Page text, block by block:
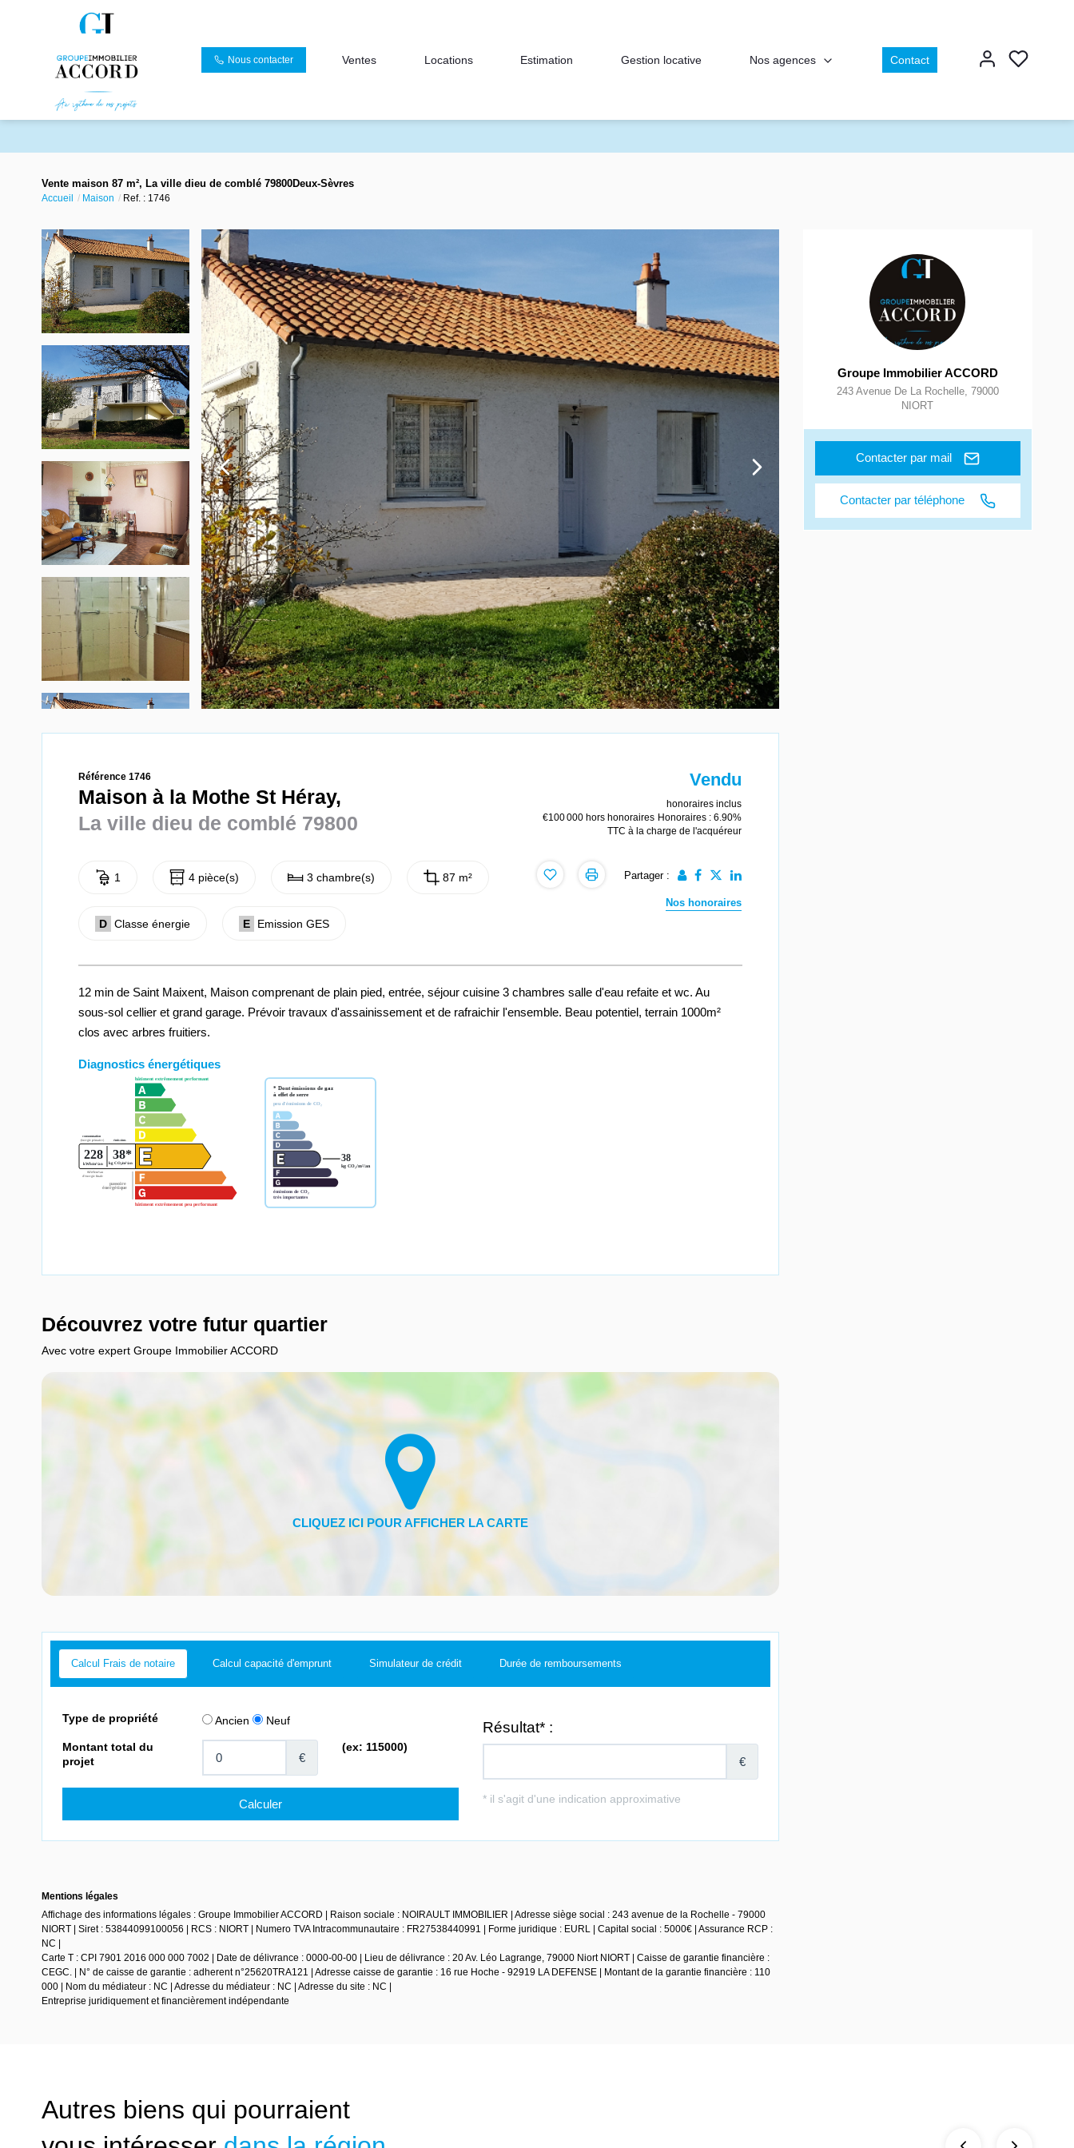
Nous contacter Ventes Locations Estimation Gestion locative Nos agences Contact
Vente maison 87 m², La ville dieu de comblé 79800Deux-Sèvres
Accueil Maison Ref. : 1746
Référence 1746
Maison à la Mothe St Héray,
La ville dieu de comblé 79800
1 4 pièce(s) 3 chambre(s) 87 m²
D Classe énergie E Emission GES
Vendu
honoraires inclus
€100 000 hors honoraires Honoraires : 6.90%
TTC à la charge de l'acquéreur
Partager :
Nos honoraires
12 min de Saint Maixent, Maison comprenant de plain pied, entrée, séjour cuisine 3 chambres salle d'eau refaite et wc. Au
sous-sol cellier et grand garage. Prévoir travaux d'assainissement et de rafraichir l'ensemble. Beau potentiel, terrain 1000m²
clos avec arbres fruitiers.
Diagnostics énergétiques
Découvrez votre futur quartier
Avec votre expert Groupe Immobilier ACCORD
Calcul Frais de notaire Calcul capacité d'emprunt Simulateur de crédit Durée de remboursements
Groupe Immobilier ACCORD
243 Avenue De La Rochelle, 79000
NIORT
Contacter par mail
Contacter par téléphone
Mentions légales
Affichage des informations légales : Groupe Immobilier ACCORD | Raison sociale : NOIRAULT IMMOBILIER | Adresse siège social : 243 avenue de la Rochelle - 79000
NIORT | Siret : 53844099100056 | RCS : NIORT | Numero TVA Intracommunautaire : FR27538440991 | Forme juridique : EURL | Capital social : 5000€ | Assurance RCP :
NC |
Carte T : CPI 7901 2016 000 000 7002 | Date de délivrance : 0000-00-00 | Lieu de délivrance : 20 Av. Léo Lagrange, 79000 Niort NIORT | Caisse de garantie financière :
CEGC. | N° de caisse de garantie : adherent n°25620TRA121 | Adresse caisse de garantie : 16 rue Hoche - 92919 LA DEFENSE | Montant de la garantie financière : 110
000 | Nom du médiateur : NC | Adresse du médiateur : NC | Adresse du site : NC |
Entreprise juridiquement et financièrement indépendante
Autres biens qui pourraient